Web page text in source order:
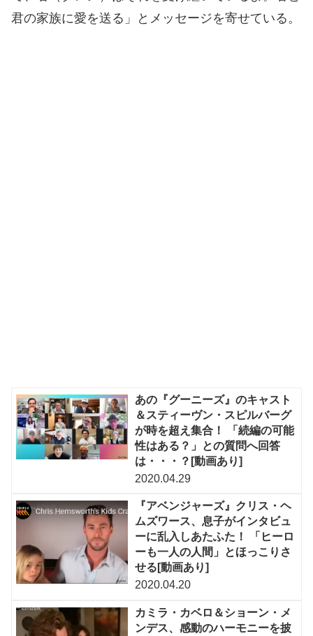
君の家族に愛を送る」とメッセージを寄せている。
あの『グーニーズ』のキャスト
＆スティーヴン・スピルバーグ
が時を超え集合！ 「続編の可能
性はある？」との質問へ回答
は・・・？[動画あり]
2020.04.29
『アベンジャーズ』クリス・ヘ
ムズワース、息子がインタビュ
ーに乱入しあたふた！ 「ヒーロ
ーも一人の人間」とほっこりさ
せる[動画あり]
2020.04.20
カミラ・カベロ＆ショーン・メ
ンデス、感動のハーモニーを披